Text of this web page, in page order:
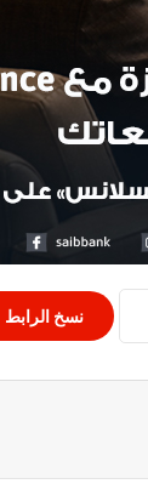
نسخ الرابط
قبل
مصر
صلاح
العرب
ذهبية